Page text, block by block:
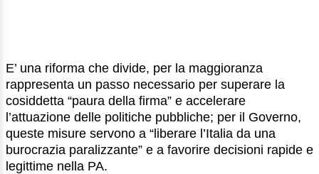
E’ una riforma che divide, per la maggioranza
rappresenta un passo necessario per superare la
cosiddetta “paura della firma” e accelerare
l’attuazione delle politiche pubbliche; per il Governo,
queste misure servono a “liberare l’Italia da una
burocrazia paralizzante” e a favorire decisioni rapide e
legittime nella PA.